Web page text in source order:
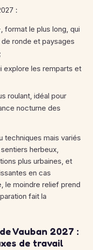
:
format le plus long, qui
ronde et paysages
explore les remparts et
roulant, idéal pour
nocturne des
techniques mais variés
herbeux,
plus urbaines, et
en cas
le moindre relief prend
fait la
Vauban 2027 :
de travail